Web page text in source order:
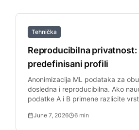
Tehnička
Reproducibilna privatnost:
predefinisani profili
Anonimizacija ML podataka za
dosledna i reproducibilna. Ako
podatke A i B primene razlicite
June 7, 2026 6 min